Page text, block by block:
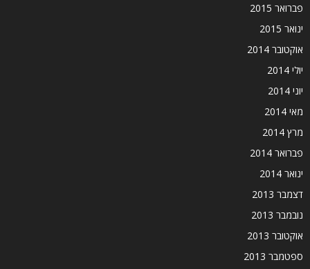
פברואר 2015
ינואר 2015
אוקטובר 2014
יולי 2014
יוני 2014
מאי 2014
מרץ 2014
פברואר 2014
ינואר 2014
דצמבר 2013
נובמבר 2013
אוקטובר 2013
ספטמבר 2013